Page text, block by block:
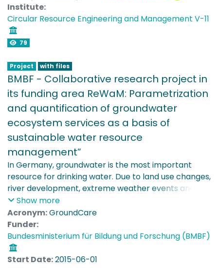
Institute:
Circular Resource Engineering and Management V-11
79
Project with files
BMBF - Collaborative research project in
its funding area ReWaM: Parametrization
and quantification of groundwater
ecosystem services as a basis of
sustainable water resource
management”
In Germany, groundwater is the most important
resource for drinking water. Due to land use changes,
river development, extreme weather events and
substance deposition, the quality and availability of
groundwater is at risk. To encounter this trend it is
essential to develop and standardize new concepts
and tools to evaluate the ecological status and the
self-cleaning potential of water. Only this allows for
a sustainable resource management of
Show more
Acronym:GroundCare
Funder:
Bundesministerium für Bildung und Forschung (BMBF)
Start Date:2015-06-01